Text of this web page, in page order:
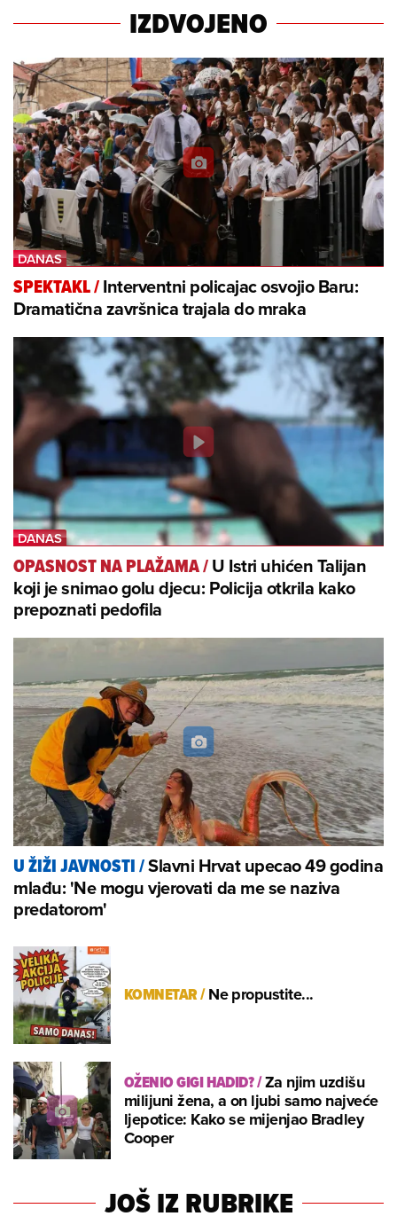
IZDVOJENO
SPEKTAKL/Interventni policajac osvojio Baru:
Dramatična završnica trajala do mraka
OPASNOST NA PLAŽAMA/U Istri uhićen Talijan
koji je snimao golu djecu: Policija otkrila kako
prepoznati pedofila
U ŽIŽI JAVNOSTI/Slavni Hrvat upecao 49 godina
mlađu: 'Ne mogu vjerovati da me se naziva
predatorom'
KOMNETAR/Ne propustite...
OŽENIO GIGI HADID?/Za njim uzdišu
milijuni žena, a on ljubi samo najveće
ljepotice: Kako se mijenjao Bradley
Cooper
JOŠ IZ RUBRIKE